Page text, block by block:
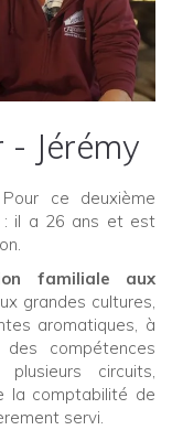
Jérémy
ce deuxième
: il a 26 ans et est
familiale aux
grandes cultures,
aromatiques, à
compétences
circuits,
la comptabilité de
servi.